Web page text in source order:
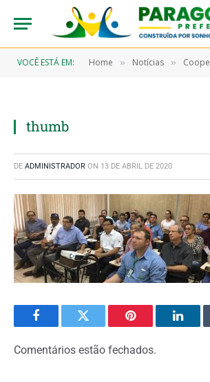
VOCÊ ESTÁ EM: Home » Notícias »
thumb
DE ADMINISTRADOR ON 13 DE ABRIL DE 2020
FacebookTwitter Pinterest
Comentários estão fechados.